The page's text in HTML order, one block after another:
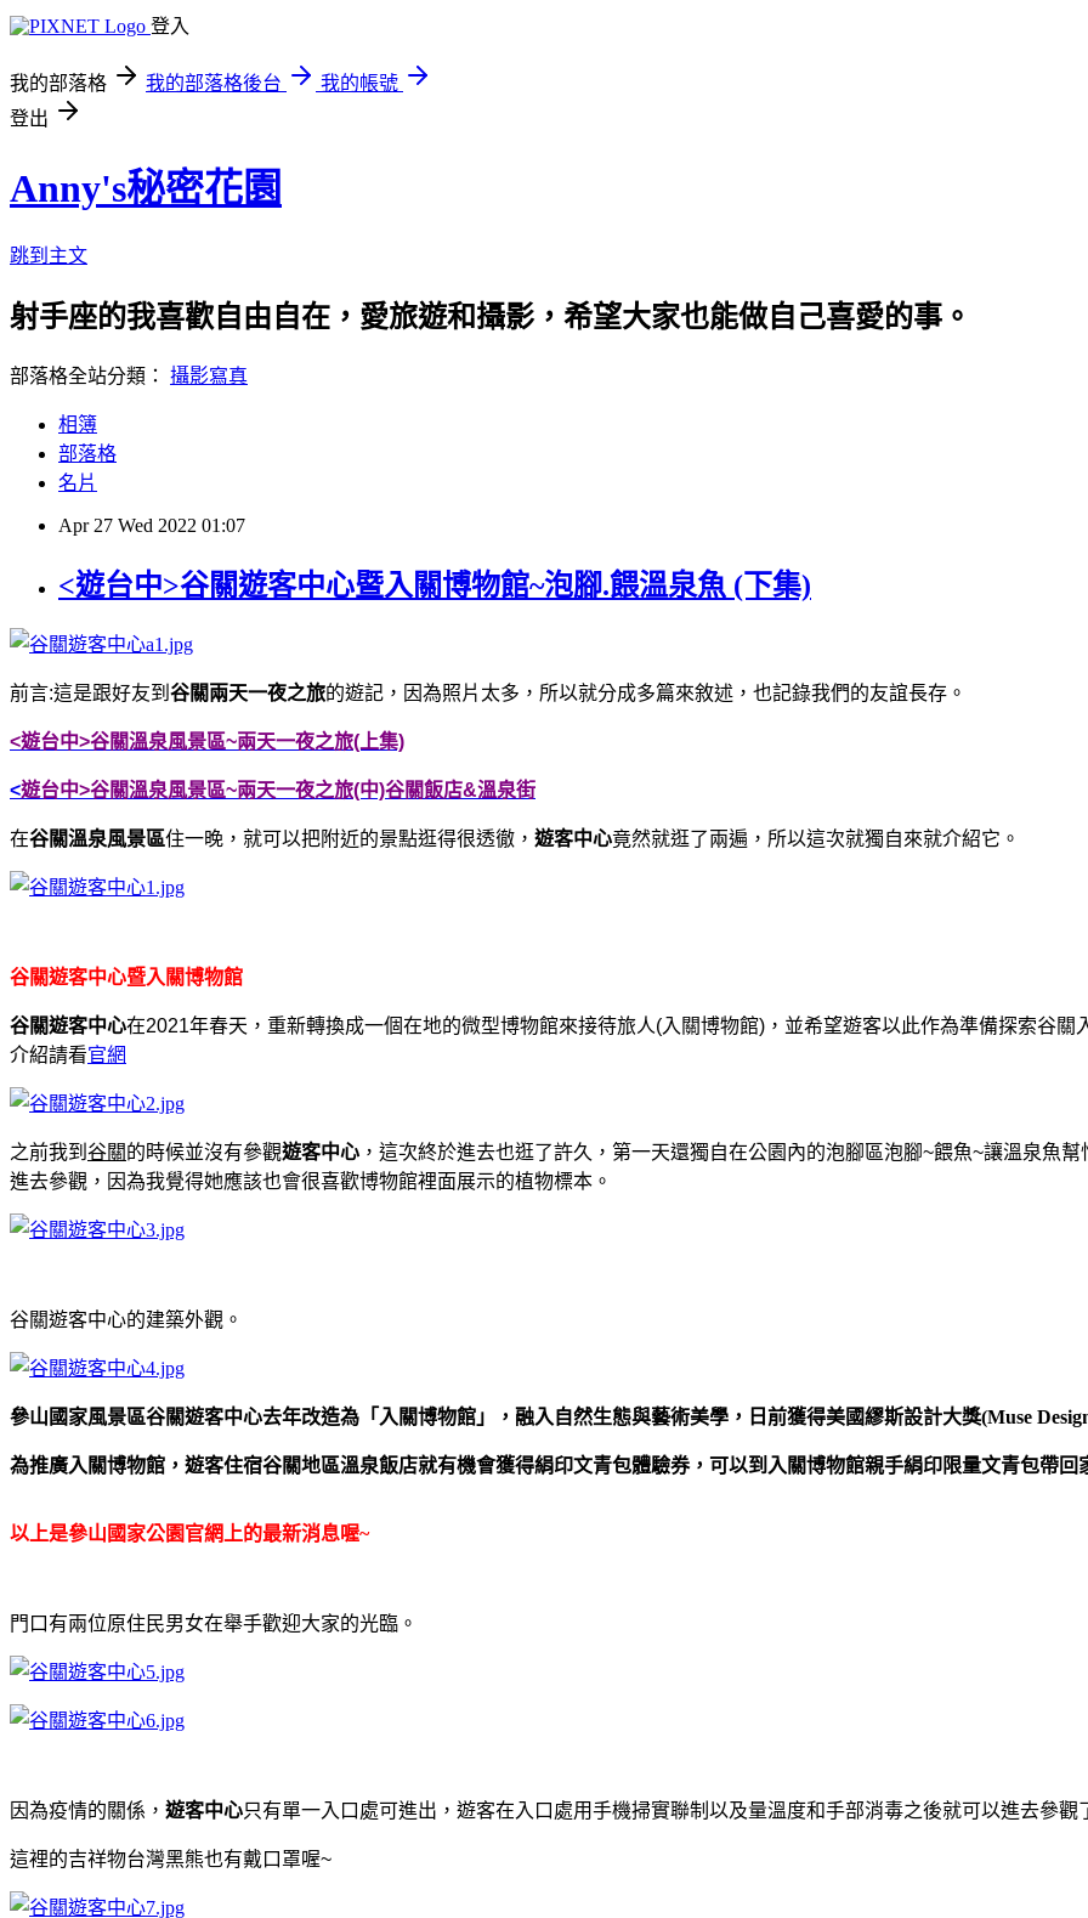
登入
我的部落格 我的部落格後台
我的帳號
登出
Anny's秘密花園
跳到主文
射手座的我喜歡自由自在，愛旅遊和攝影，希望大家也能做自己喜愛的事。
部落格全站分類： 攝影寫真
相簿
部落格
名片
Apr 27 Wed 2022 01:07
<遊台中>谷關遊客中心暨入關博物館~泡腳.餵溫泉魚 (下集)
前言:這是跟好友到 谷關兩天一夜之旅的遊記，因為照片太多，所以就分成多篇來敘述，也記錄我們的友誼長存。
<遊台中>谷關溫泉風景區~兩天一夜之旅(上集)
<遊台中>谷關溫泉風景區~兩天一夜之旅(中)谷關飯店&溫泉街
在谷關溫泉風景區住一晚，就可以把附近的景點逛得很透徹， 遊客中心竟然就逛了兩遍，所以這次就獨自來就介紹它。
谷關遊客中心暨入關博物館
谷關遊客中心在2021年春天，重新轉換成一個在地的微型博物館來接待旅人(入關博物館)，並希望遊客以此作為準備探索谷
介紹請看官網
之前我到 谷關的時候並沒有參觀遊客中心 ，這次終於進去也逛了許久，第一天還獨自在公園內的泡腳區泡腳~餵魚~讓溫泉魚
進去參觀，因為我覺得她應該也會很喜歡博物館裡面展示的植物標本。
谷關遊客中心的建築外觀。
參山國家風景區谷關遊客中心去年改造為「入關博物館」，融入自然生態與藝術美學，日前獲得美國繆斯設計大獎(Muse
為推廣入關博物館，遊客住宿谷關地區溫泉飯店就有機會獲得絹印文青包體驗券，可以到入關博物館親手絹印限量文青包帶回
以上是參山國家公園官網上的最新消息喔~
門口有兩位原住民男女在舉手歡迎大家的光臨。
因為疫情的關係， 遊客中心只有單一入口處可進出，遊客在入口處用手機掃實聯制以及量溫度和手部消毒之後就可以進去參觀
這裡的吉祥物台灣黑熊也有戴口罩喔~